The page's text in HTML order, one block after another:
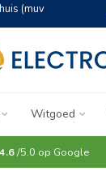
(muv
Witgoed
4.6/5.0 op Google